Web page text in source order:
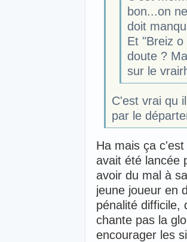
bon...on
doit
Et "Breiz
doute ?
sur le
C'est vrai qu
par le
Ha mais ça
avait été lancée
avoir du mal à
jeune joueur en
pénalité difficile,
chante pas la
encourager les